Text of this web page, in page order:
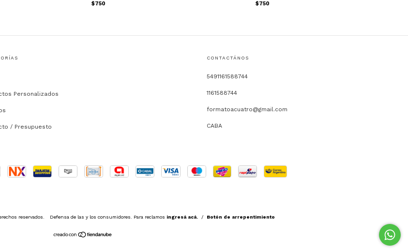
$750 $750
Personalizados
/ Presupuesto
CONTACTÁNOS
5491161588744
1161588744
formatoacuatro@gmail.com
CABA
reservados. Defensa de las y los consumidores. Para reclamos ingresá acá. / Botón de arrepentimiento